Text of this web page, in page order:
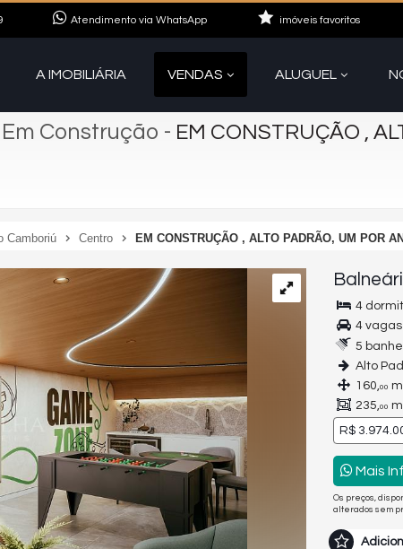
Atendimento via WhatsApp imóveis favoritos
A IMOBILIÁRIA VENDAS ALUGUEL
Em Construção - EM CONSTRUÇÃO ,
Camboriú Centro EM CONSTRUÇÃO , ALTO PADRÃO, UM POR
4
4 vagas
5
Alto
160,00
235,00
R$
Mais
Os preços,
alterados sem